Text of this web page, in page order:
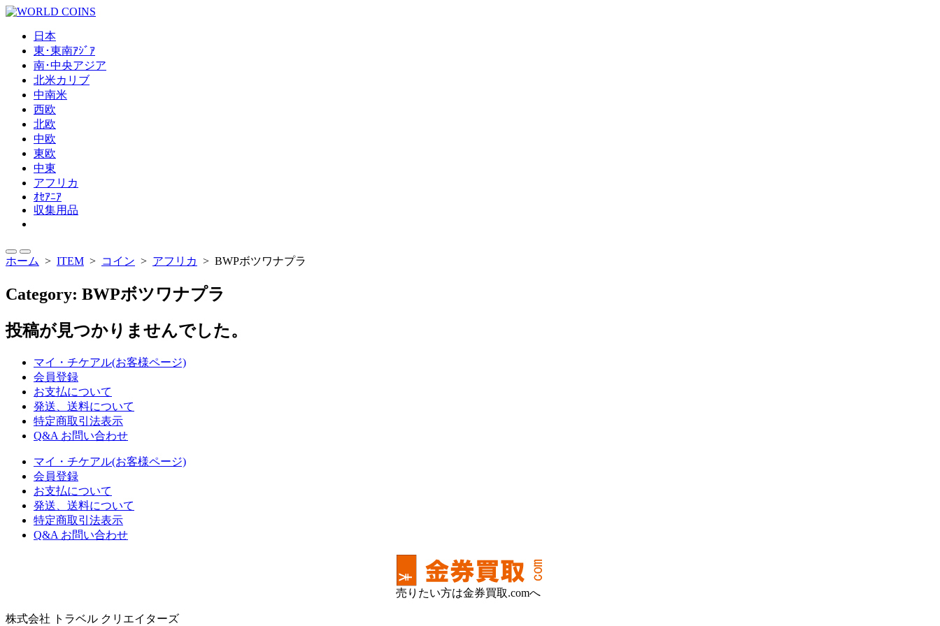
コ
日本
東･東南ｱｼﾞｱ
南･中央アジア
北米カリブ
中南米
西欧
北欧
中欧
東欧
中東
アフリカ
ｵｾｱﾆｱ
収集用品
ー
じ
検
索
り
え
メ
ニ
ー
ホーム > ITEM > コイン > アフリカ > BWPボツワナプラ
Category: BWPボツワナプラ
投稿が見つかりませんでした。
マイ・チケアル(お客様ページ)
会員登録
お支払について
発送、送料について
特定商取引法表示
Q&A お問い合わせ
マイ・チケアル(お客様ページ)
会員登録
お支払について
発送、送料について
特定商取引法表示
Q&A お問い合わせ
売りたい方は金券買取.comへ
株式会社 トラベル クリエイターズ